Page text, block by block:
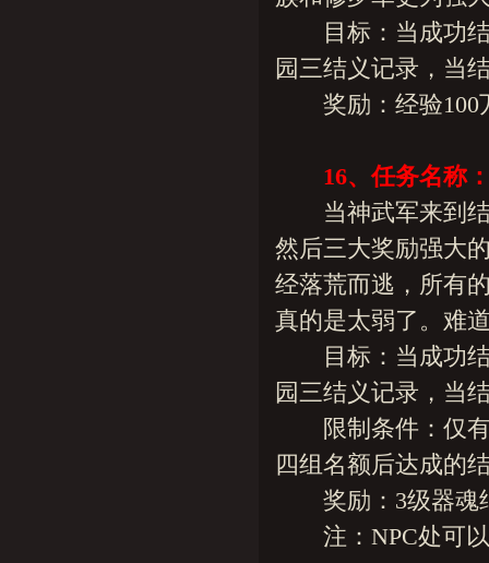
目标：当成功结
园三结义记录，当
奖励：经验100
16、任务名称
当神武军来到结
然后三大奖励强大
经落荒而逃，所有
真的是太弱了。难
目标：当成功结
园三结义记录，当
限制条件：仅有
四组名额后达成的
奖励：3级器魂结
注：NPC处可以